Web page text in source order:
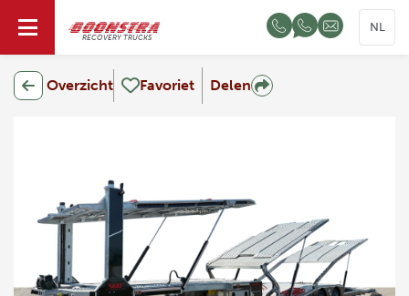
RECOVERY TRUCKS
NL
Overzicht Favoriet Delen